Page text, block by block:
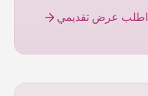
اطلب عرض تقديمي